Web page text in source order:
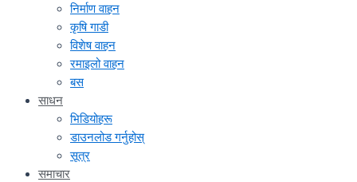
निर्माण वाहन
कृषि गाडी
विशेष वाहन
रमाइलो वाहन
बस
साधन
भिडियोहरू
डाउनलोड गर्नुहोस्
सूत्र
समाचार